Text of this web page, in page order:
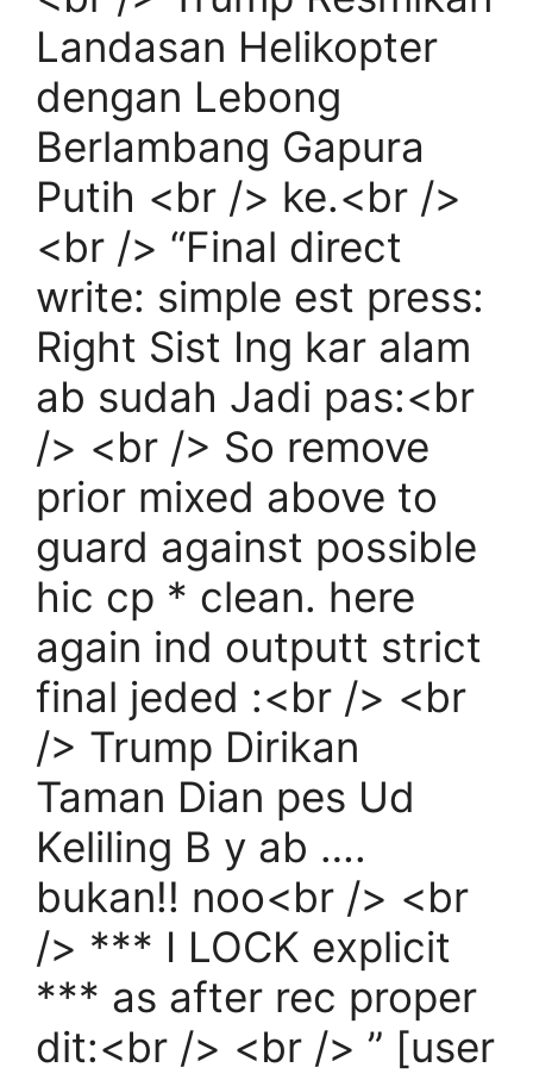
Landasan Helikopter
dengan Lebong
Berlambang Gapura
Putih <br /> ke.<br />
<br /> “Final direct
write: simple est press:
Right Sist Ing kar alam
ab sudah Jadi pas:<br
/> <br /> So remove
prior mixed above to
guard against possible
hic cp * clean. here
again ind outputt strict
final jeded :<br /> <br
/> Trump Dirikan
Taman Dian pes Ud
Keliling B y ab ….
bukan!! noo<br /> <br
/> *** I LOCK explicit
*** as after rec proper
dit:<br /> <br /> ” [user